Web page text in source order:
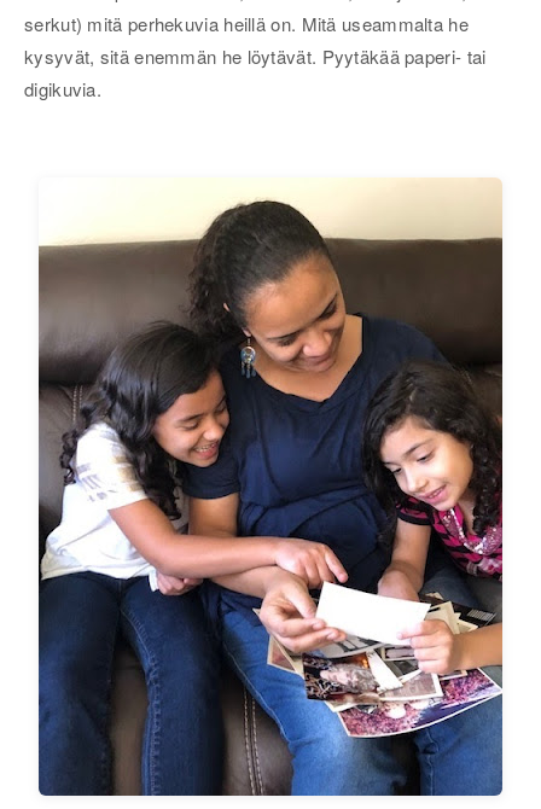
serkut) mitä perhekuvia heillä on. Mitä useammalta he
kysyvät, sitä enemmän he löytävät. Pyytäkää paperi- tai
digikuvia.